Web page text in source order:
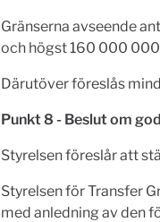
Gränserna avseende
och högst 160 000
Därutöver föreslås
Punkt 8 - Beslut om
Styrelsen föreslår att
Styrelsen för Transfer
med anledning av den